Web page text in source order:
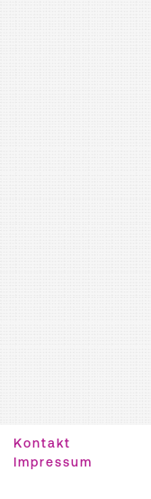
Kontakt
Impressum